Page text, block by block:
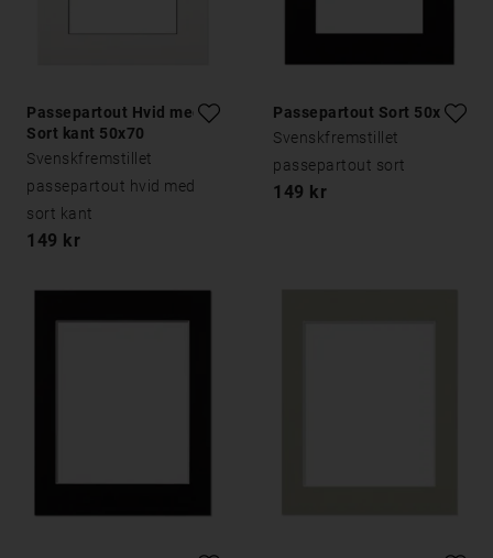
Passepartout Hvid med
Sort kant 50x70
Svenskfremstillet
passepartout hvid med
sort kant
149 kr
Passepartout Sort 50x70
Svenskfremstillet
passepartout sort
149 kr